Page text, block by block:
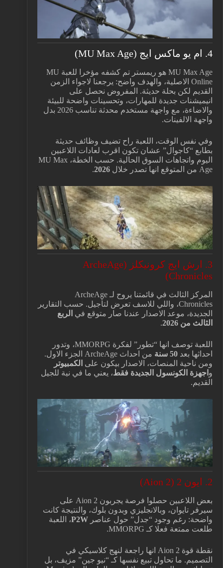
4. ام يو ماكس ايج (MU Max Age)
MU Max Age هو ريمستر تم كشفه مؤخرا للعبة MU
Online الاصلية، والهدف واضح: يرجعنا لاجواء الزمن
القديم لكن بحلة حديثة. المفروض نحصل على
انيميشنات جديدة للمهارات، وتحسينات واضحة للبيئة
والاضاءة، مع واجهة مستخدم محدثة تناسب 2026 بدل
واجهة الالفينات.
وفي نفس الوقت، اللعبة راح تضيف وظائف حديثة
بطابع “كاجوال” عشان تكون اقرب لعادات اللاعبين
اليوم واتجاهات السوق الحالية. حسب الخطة، MU Max
Age من المتوقع انها تصدر خلال
2026
.
3. ارش ايج كرونيكلز (ArcheAge
Chronicles)
المركز الثالث في قائمتنا يروح لـ ArcheAge
Chronicles، واللي للاسف تعرض لتأجيل. حسب التقارير
الجديدة، موعد الاصدار عندنا صار متوقع في الربع
الثالث من 2026
.
اللعبة توصف انها “تطور” لفكرة MMORPG، وتدور
احداثها بعد 50 سنة
من احداث ArcheAge الجزء الاول.
ومن ناحية المنصات، الاصدار بيكون على الكمبيوتر
و اجهزة الكونسول الجديدة فقط، يعني ما في نية للجيل
القديم.
2. ايون 2 (Aion 2)
بعض اللاعبين حصلوا فرصة يجربون Aion 2 على
سيرفر تايوان، وبالانجليزي وبدون بلوك، والنتيجة كانت
واضحة: رغم وجود “جدل” حول عناصر P2W، اللعبة
طلعت ممتعة فعلا كـ MMORPG.
نقطة قوة Aion 2 انها راجعة لنهج كلاسيكي في
التصميم. ما تحاول تبيع نفسها كـ “نيو جين” مزيف، بل